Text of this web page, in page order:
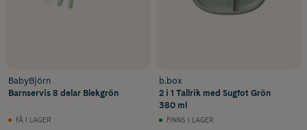
BabyBjörn
Barnservis 8 delar Blekgrön
FÅ I LAGER
b.box
2 i 1 Tallrik med Sugfot Grön
380 ml
FINNS I LAGER